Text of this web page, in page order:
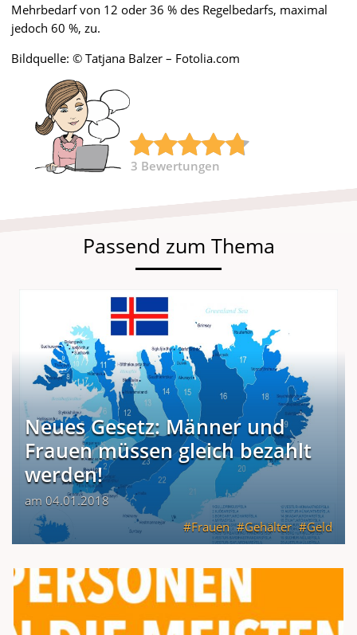
Mehrbedarf von 12 oder 36 % des Regelbedarfs, maximal
jedoch 60 %, zu.
Bildquelle: © Tatjana Balzer – Fotolia.com
3 Bewertungen
Passend zum Thema
Neues Gesetz: Männer und
Frauen müssen gleich bezahlt
werden!
am 04.01.2018
Frauen
Gehälter Geld